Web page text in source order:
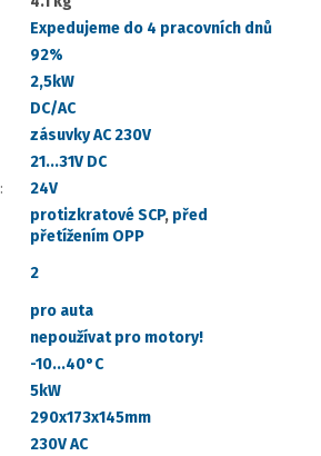
Expedujeme do 4 pracovních dnů
92%
2,5kW
DC/AC
zásuvky AC 230V
21...31V DC
:
24V
protizkratové SCP, před
přetížením OPP
2
pro auta
nepoužívat pro motory!
-10...40°C
5kW
290x173x145mm
230V AC